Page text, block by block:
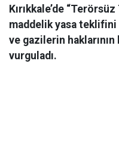
Kırıkkale’de
maddelik yasa
ve gazilerin
vurguladı.